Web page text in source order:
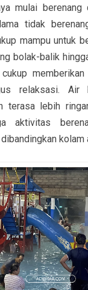
mulai berenang
tidak
mampu untuk
bolak-balik
relaksasi. Air
terasa lebih
aktivitas
kolam